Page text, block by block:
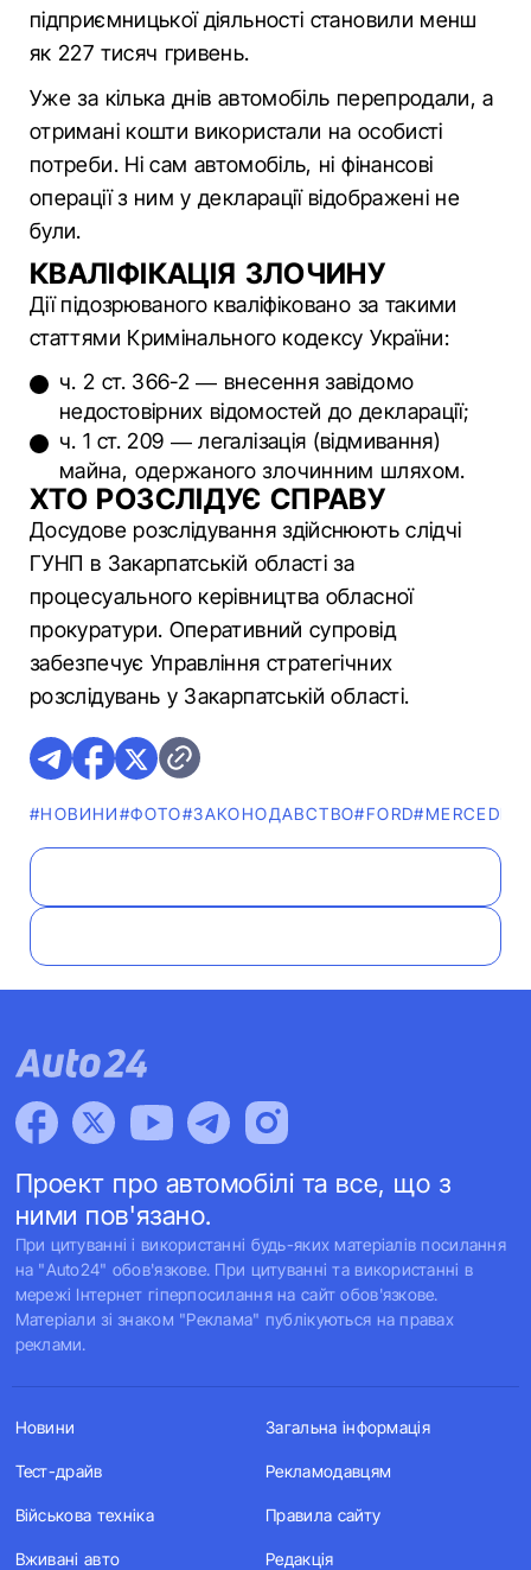
підприємницької діяльності становили менш
як 227 тисяч гривень.
Уже за кілька днів автомобіль перепродали, а
отримані кошти використали на особисті
потреби. Ні сам автомобіль, ні фінансові
операції з ним у декларації відображені не
були.
КВАЛІФІКАЦІЯ ЗЛОЧИНУ
Дії підозрюваного кваліфіковано за такими
статтями Кримінального кодексу України:
ч. 2 ст. 366-2 — внесення завідомо
недостовірних відомостей до декларації;
ч. 1 ст. 209 — легалізація (відмивання)
майна, одержаного злочинним шляхом.
ХТО РОЗСЛІДУЄ СПРАВУ
Досудове розслідування здійснюють слідчі
ГУНП в Закарпатській області за
процесуального керівництва обласної
прокуратури. Оперативний супровід
забезпечує Управління стратегічних
розслідувань у Закарпатській області.
#НОВИНИ#ФОТО#ЗАКОНОДАВСТВО#FORD
Проект про автомобілі та все, що з
ними пов'язано.
При цитуванні і використанні будь-яких матеріалів посилання
на "Auto24" обов'язкове. При цитуванні та використанні в
мережі Інтернет гіперпосилання на сайт обов'язкове.
Матеріали зі знаком "Реклама" публікуються на правах
реклами.
Новини
Тест-драйв
Військова техніка
Вживані авто
Загальна інформація
Рекламодавцям
Правила сайту
Редакція